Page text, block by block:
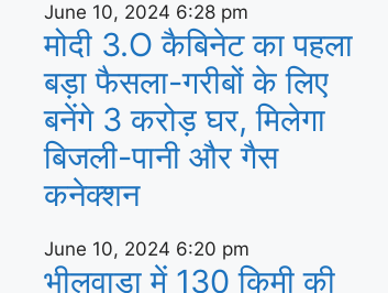
June 10, 2024 6:28 pm
मोदी 3.O कैबिनेट का पहला
बड़ा फैसला-गरीबों के ल‍िए
बनेंगे 3 करोड़ घर, म‍िलेगा
बिजली-पानी और गैस
कनेक्‍शन
June 10, 2024 6:20 pm
भीलवाड़ा में 130 किमी की